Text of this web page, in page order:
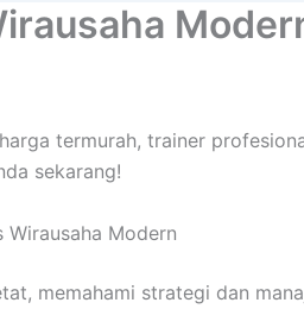
termurah, trainer
sekarang!
Wirausaha Modern
memahami strategi dan